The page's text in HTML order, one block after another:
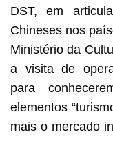
DST, em
Chineses nos
Ministério da
a visita de
para
elementos
mais o mercado